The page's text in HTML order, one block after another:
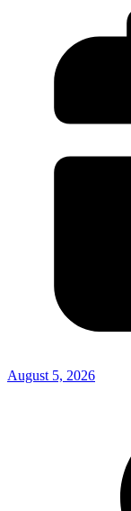
August 5, 2026